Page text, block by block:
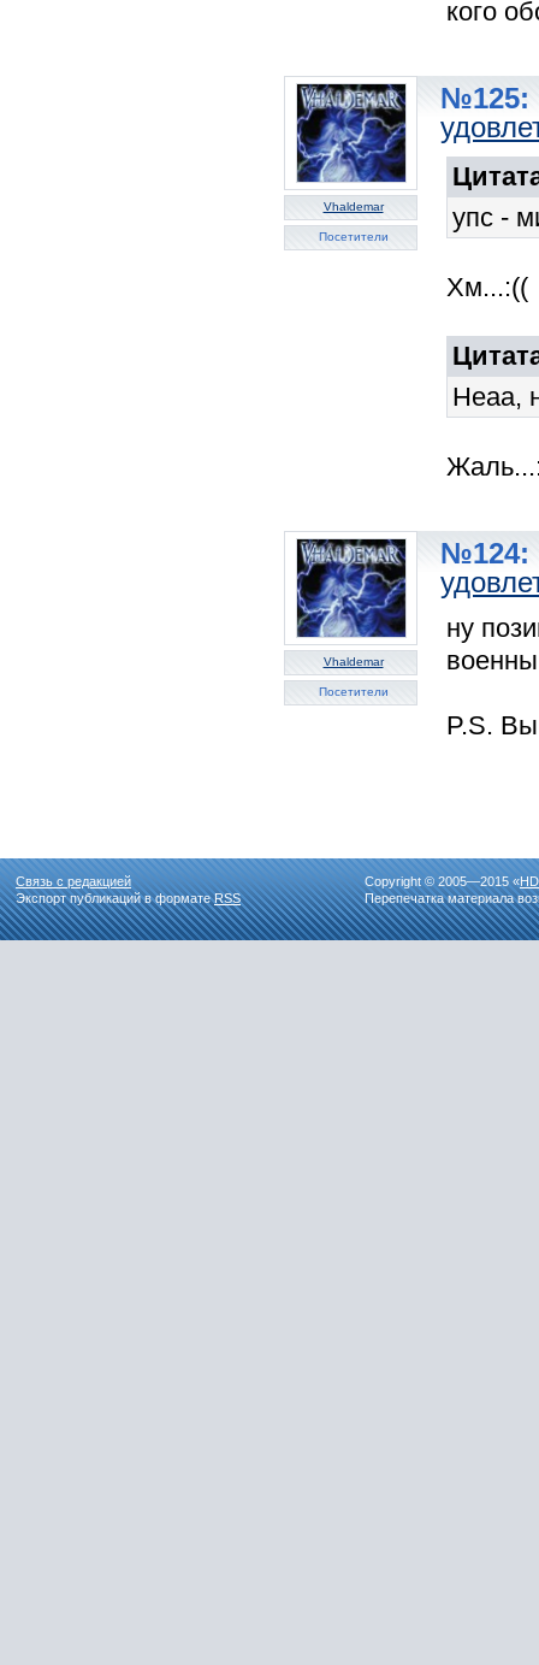
кого
Vhaldemar
Посетители
№125:
упс -
Хм...:((
Неаа,
Vhaldemar
Посетители
№124:
ну
P.S.
Связь с редакцией
Экспорт публикаций в форматеRSS
Copyright © 2005—2015 «
Перепечатка материала